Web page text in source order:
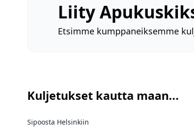
Liity
Etsimme kumppaneiksemme
Kuljetukset kautta maan...
Sipoosta Helsinkiin